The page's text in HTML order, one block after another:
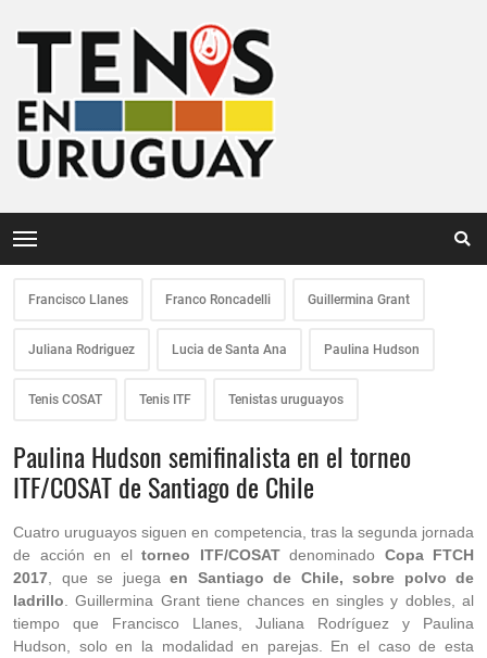
Francisco Llanes Franco Roncadelli Guillermina Grant
Juliana Rodriguez Lucia de Santa Ana Paulina Hudson
Tenis COSAT Tenis ITF Tenistas uruguayos
Paulina Hudson semifinalista en el torneo
ITF/COSAT de Santiago de Chile
Cuatro uruguayos siguen en competencia, tras la segunda jornada
de acción en el torneo ITF/COSATdenominado Copa FTCH
2017 , que se juega en Santiago de Chile, sobre polvo de
ladrillo . Guillermina Grant tiene chances en singles y dobles, al
tiempo que Francisco Llanes, Juliana Rodríguez y Paulina
Hudson, solo en la modalidad en parejas. En el caso de esta